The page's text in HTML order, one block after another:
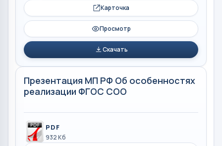
Карточка
Просмотр
Скачать
Презентация МП РФ Об особенностях
реализации ФГОС СОО
PDF
932 Кб